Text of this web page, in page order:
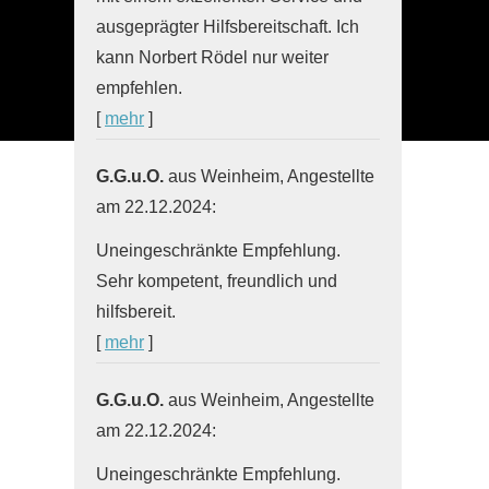
ausgeprägter Hilfsbereitschaft. Ich
kann Norbert Rödel nur weiter
empfehlen.
[ mehr ]
G.G.u.O. aus Weinheim, Angestellte
am 22.12.2024:
Uneingeschränkte Empfehlung.
Sehr kompetent, freundlich und
hilfsbereit.
[ mehr ]
G.G.u.O. aus Weinheim, Angestellte
am 22.12.2024:
Uneingeschränkte Empfehlung.